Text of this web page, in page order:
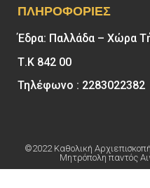
ΠΛΗΡΟΦΟΡΊΕΣ
Έδρα: Παλλάδα – Χώρα
Τ.Κ 842 00
Τηλέφωνο : 2283022382
©2022 Καθολική
Μητρόπολη παντός